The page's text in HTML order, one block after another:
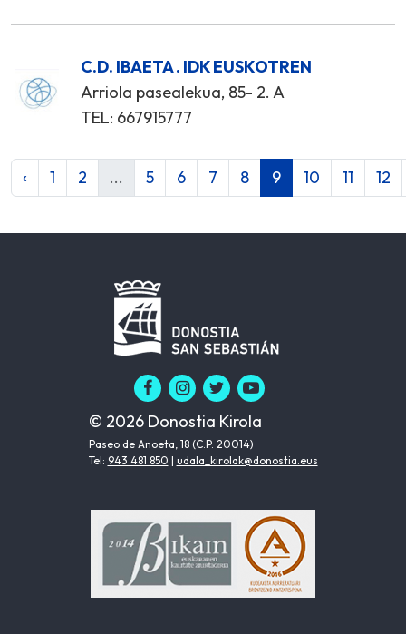
C.D. IBAETA . IDK EUSKOTREN
Arriola pasealekua, 85- 2. A
TEL: 667915777
‹ 1 2 ... 5 6 7 8 9 10 11 12
© 2026 Donostia Kirola
Paseo de Anoeta, 18 (C.P. 20014)
Tel: 943 481 850 | udala_kirolak@donostia.eus